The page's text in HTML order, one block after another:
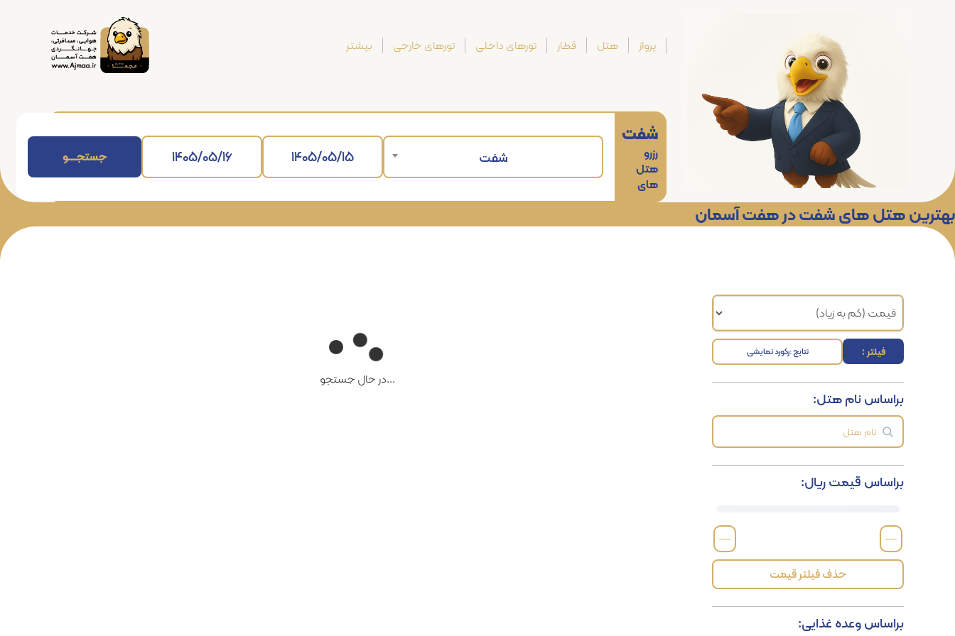
پرواز هتل قطار تورهای داخلی تورهای خارجی بیشتر
شفت
رزرو
هتل
های
شفت جستجــــــو
بهترین هتل های شفت در هفت آسمان
فیلتر : نتایج :رکورد نمایشی
براساس نام هتل:
براساس قیمت ریال:
—
—
حذف فیلتر قیمت
براساس وعده غذایی:
...در حال جستجو